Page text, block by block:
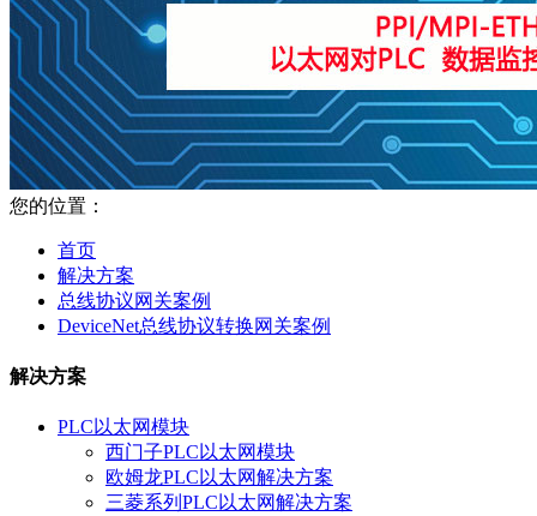
您的位置：
首页
解决方案
总线协议网关案例
DeviceNet总线协议转换网关案例
解决方案
PLC以太网模块
西门子PLC以太网模块
欧姆龙PLC以太网解决方案
三菱系列PLC以太网解决方案